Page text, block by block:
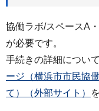
協働ラボ/スペースA
が必要です。
手続きの詳細につい
ージ（横浜市市民協
て）（外部サイト）